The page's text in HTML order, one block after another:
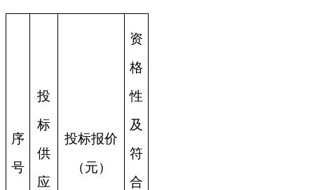
序
号
投
标
供
应
投标报价
（元）
资
格
性
及
符
合